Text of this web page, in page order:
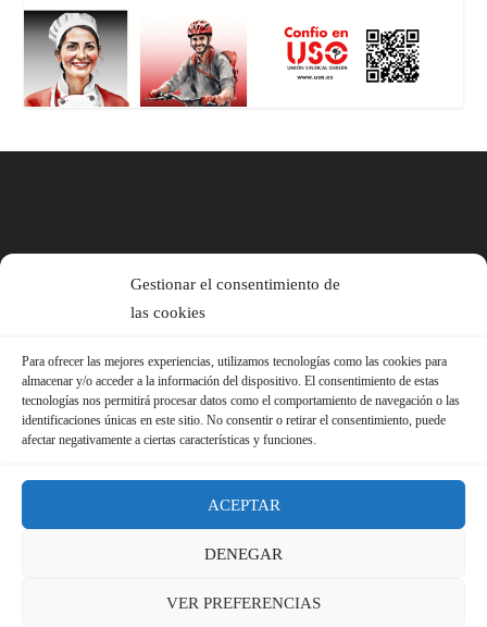
Gestionar el consentimiento de
las cookies
Para ofrecer las mejores experiencias, utilizamos tecnologías como las cookies para
almacenar y/o acceder a la información del dispositivo. El consentimiento de estas
tecnologías nos permitirá procesar datos como el comportamiento de navegación o las
identificaciones únicas en este sitio. No consentir o retirar el consentimiento, puede
afectar negativamente a ciertas características y funciones.
ACEPTAR
DENEGAR
VER PREFERENCIAS
Política de Cookies